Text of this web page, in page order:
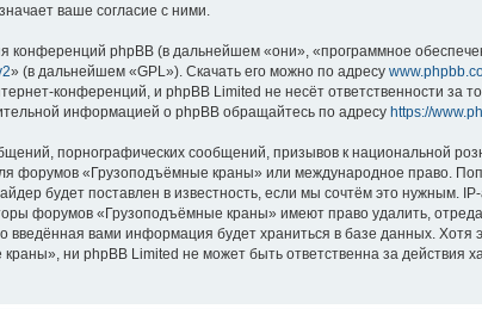
ваше согласие с ними.
phpBB (в дальнейшем «они», «программное
» (в дальнейшем «GPL»). Скачать его можно по адресу
конференций, и phpBB Limited не несёт ответственности за
информацией о phpBB обращайтесь по адресу https://
порнографических сообщений, призывов к национальной
форумов «Грузоподъёмные краны» или международное право.
будет поставлен в известность, если мы сочтём это нужным.
форумов «Грузоподъёмные краны» имеют право удалить,
введённая вами информация будет храниться в базе данных.
ни phpBB Limited не может быть ответственна за действия